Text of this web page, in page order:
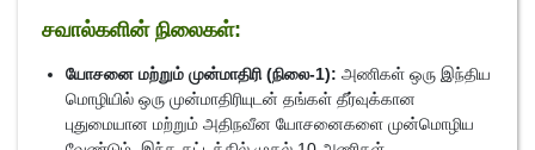
சவால்களின் நிலைகள்:
யோசனை மற்றும் முன்மாதிரி (நிலை-1): அணிகள் ஒரு இந்திய
மொழியில் ஒரு முன்மாதிரியுடன் தங்கள் தீர்வுக்கான
புதுமையான மற்றும் அதிநவீன யோசனைகளை முன்மொழிய